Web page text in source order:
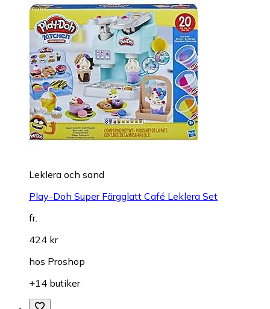
Leklera och sand
Play-Doh Super Färgglatt Café Leklera Set
fr.
424 kr
hos Proshop
+14 butiker